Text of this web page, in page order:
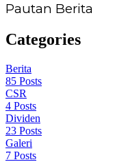
Pautan Berita
Categories
Berita
85 Posts
CSR
4 Posts
Dividen
23 Posts
Galeri
7 Posts